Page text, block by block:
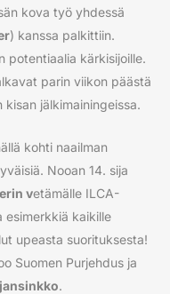
kova työ yhdessä
) kanssa palkittiin.
potentiaalia kärkisijoille.
parin viikon päästä
kisan jälkimainingeissa.
kohti naailman
Nooan 14. sija
vetämälle ILCA-
esimerkkiä kaikille
upeasta suorituksesta!
Suomen Purjehdus ja
.